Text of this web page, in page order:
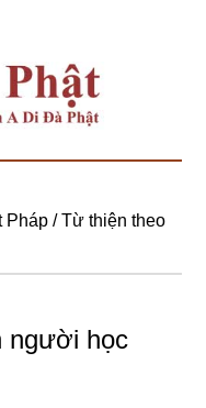
Pháp /Từ thiện theo
người học